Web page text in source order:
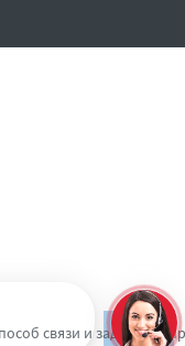
Наверх
связи и задайте